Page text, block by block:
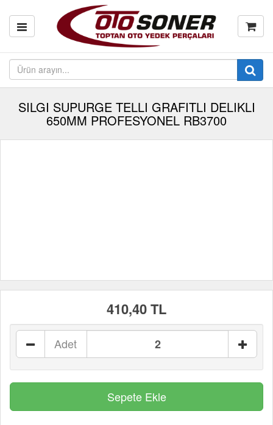
SILGI SUPURGE TELLI GRAFITLI DELIKLI
650MM PROFESYONEL RB3700
410,40 TL
Adet